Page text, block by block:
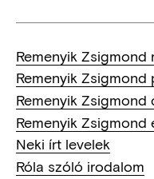
Remenyik Zsigmond
Remenyik Zsigmond
Remenyik Zsigmond
Remenyik Zsigmond
Neki írt levelek
Róla szóló irodalom